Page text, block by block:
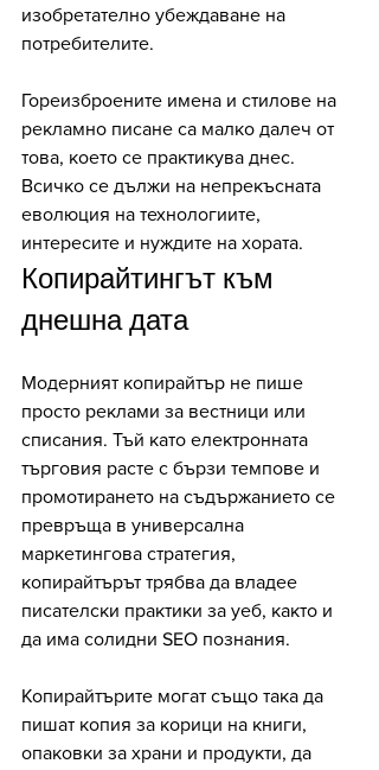
изобретателно убеждаване на
потребителите.
Гореизброените имена и стилове на
рекламно писане са малко далеч от
това, което се практикува днес.
Всичко се дължи на непрекъсната
еволюция на технологиите,
интересите и нуждите на хората.
Копирайтингът към
днешна дата
Модерният копирайтър не пише
просто реклами за вестници или
списания. Тъй като електронната
търговия расте с бързи темпове и
промотирането на съдържанието се
превръща в универсална
маркетингова стратегия,
копирайтърът трябва да владее
писателски практики за уеб, както и
да има солидни SEO познания.
Копирайтърите могат също така да
пишат копия за корици на книги,
опаковки за храни и продукти, да